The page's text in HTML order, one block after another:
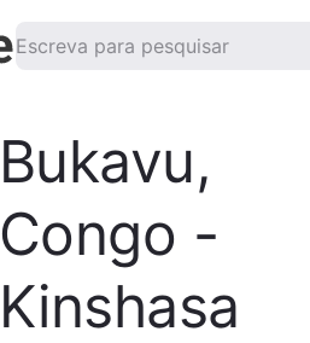
Bukavu,
Congo -
Kinshasa